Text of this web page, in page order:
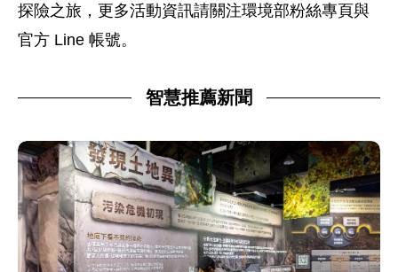
探險之旅，更多活動資訊請關注環境部粉絲專頁與
官方 Line 帳號。
智慧推薦新聞